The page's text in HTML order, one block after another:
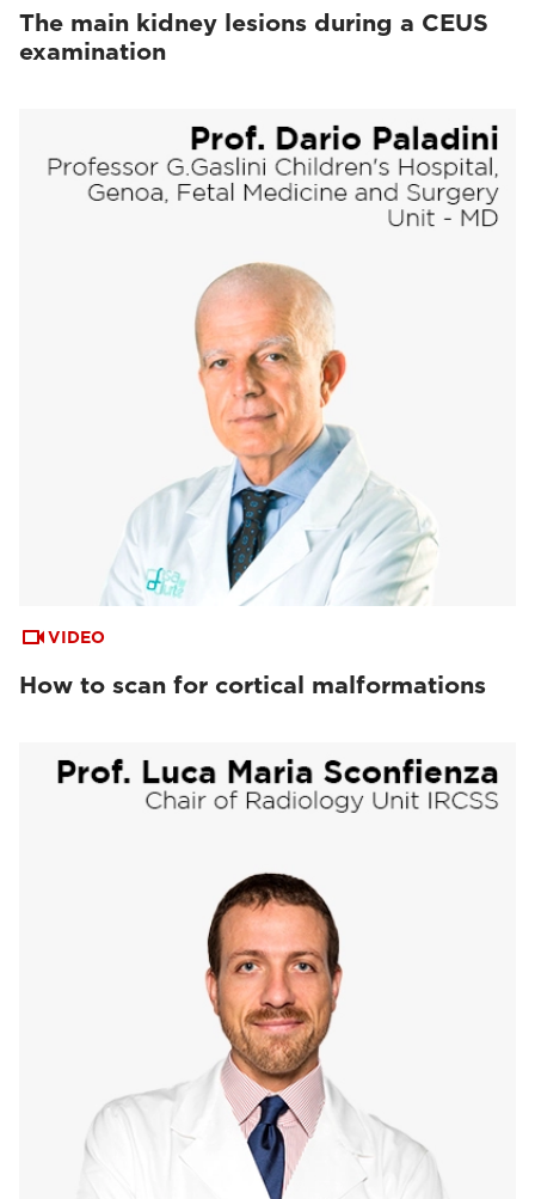
The main kidney lesions during a CEUS
examination
VIDEO
How to scan for cortical malformations